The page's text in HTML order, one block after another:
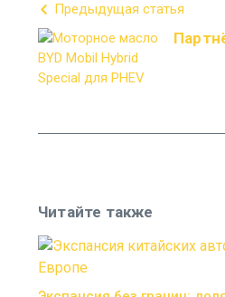
Предыдущая статья
Читайте также